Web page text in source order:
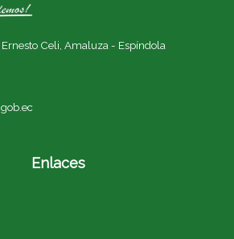
Celi, Amaluza - Espíndola
Enlaces